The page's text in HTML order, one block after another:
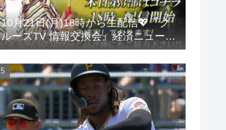
10月21日(月)18時から生配信💖『ク
ルーズTV 情報交換会』経済ニュース
投資 株式市場 新NISA 投資信託 仮想
通貨 ビットコイン 不動産投資 為替
ベトナムドン イラクディナール